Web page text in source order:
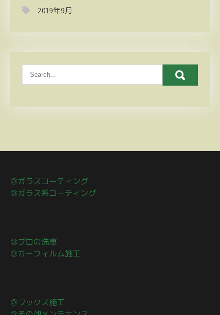
2019年9月
◎ガラスコーティング
◎ガラス系コーティング
◎プロの洗車
◎カーフィルム施工
◎ワックス施工